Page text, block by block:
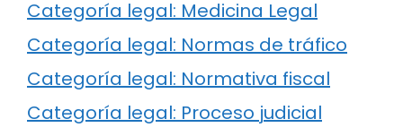
Categoría legal: Medicina Legal
Categoría legal: Normas de tráfico
Categoría legal: Normativa fiscal
Categoría legal: Proceso judicial